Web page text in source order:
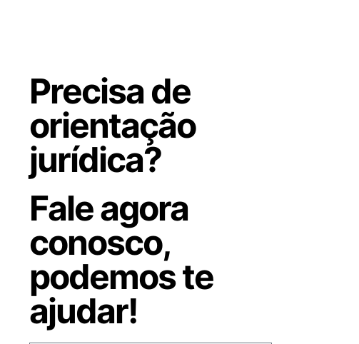
Precisa de
orientação
jurídica?
Fale agora
conosco,
podemos te
ajudar!